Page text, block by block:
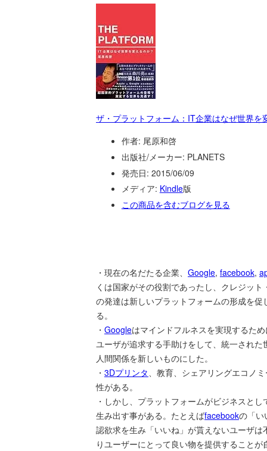
ザ・プラットフォーム：IT企業はなぜ世界を
作者: 尾原和啓
出版社/メーカー: PLANETS
発売日: 2015/06/09
メディア: Kindle版
この商品を含むブログを見る
・現在の名だたる企業、 Google, facebook,
くは国家がその役割であったし、クレジッ
の発達は新しいプラットフォームの形成を
る。
・ Googleはマインドフルネスを実現するた
ユーザが追求する手助けをして、統一された
人間関係を新しいものにした。
・ 3Dプリンタ、教育、シェアリングエコノ
性がある。
・しかし、プラットフォームがビジネスと
生み出す事がある。たとえばfacebookの「い
認欲求を生み「いいね」が貰えないユーザ
りユーザーにとって良い物を提供すること